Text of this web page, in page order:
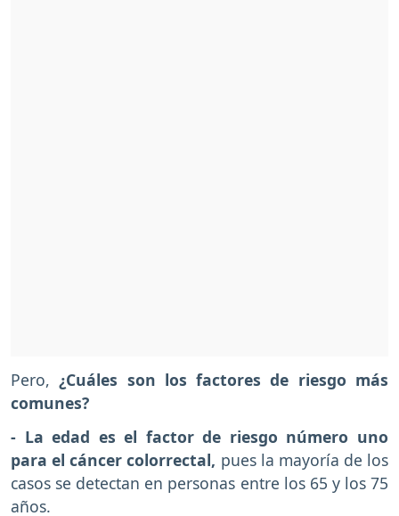
Pero, ¿Cuáles son los factores de riesgo más
comunes?
- La edad es el factor de riesgo número uno
para el cáncer colorrectal, pues la mayoría de los
casos se detectan en personas entre los 65 y los 75
años.